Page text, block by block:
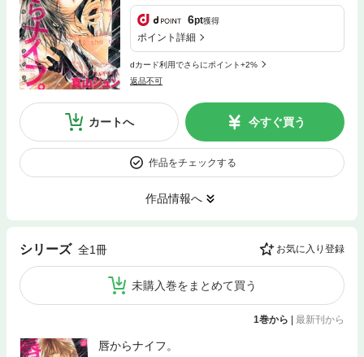
6pt獲得
ポイント詳細
dカード利用でさらにポイント+2%
返品不可
カートへ 今すぐ買う
作品をチェックする
作品情報へ
シリーズ 全1冊 お気に入り登録
未購入巻をまとめて買う
1巻から | 最新刊から
唇からナイフ。